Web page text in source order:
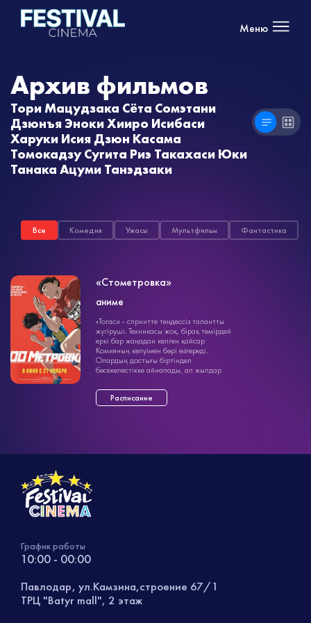
Меню
Архив фильмов
Тори Мацудзака Сёта Сомэтани
Дзюнъя Эноки Хииро Исибаси
Харуки Исия Дзюн Касама
Томокадзу Сугита Риэ Такахаси Юки
Танака Ацуми Танэдзаки
Все Комедия Ужасы Мультфильм Фантастика
аниме
1ч. 45мин.
12+
«Стометровка»
аниме
«Тогаси - спринтте теңдессіз талантты
жүгіруші. Техникасы жоқ, бірақ темірдей
еркі бар жаңадан келген қайсар
Комияның келуімен бәрі өзгереді.
Олардың достығы біртіндеп
бәсекелестікке айналады, ал жылдар
жылдам екенін көру ...»
Расписание
График работы
10:00 - 00:00
Павлодар, ул.Камзина,строение 67/1
ТРЦ "Batyr mall", 2 этаж